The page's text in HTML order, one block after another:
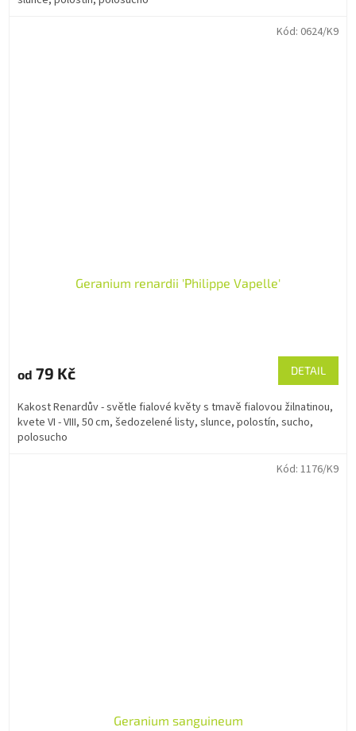
Geranium renardii 'Philippe Vapelle'
od 79 Kč DETAIL
Kakost Renardův - světle fialové květy s tmavě fialovou žilnatinou,
kvete VI - VIII, 50 cm, šedozelené listy, slunce, polostín, sucho,
polosucho
Kód: 0624/K9
Geranium sanguineum
Kód: 1176/K9